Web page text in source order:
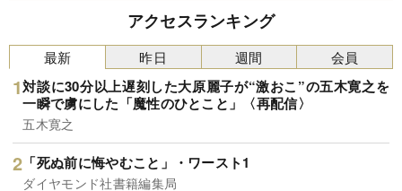
アクセスランキング
最新
対談に30分以上遅刻した大原麗子が“激おこ”の五木寛之を
一瞬で虜にした「魔性のひとこと」〈再配信〉
五木寛之
「死ぬ前に悔やむこと」・ワースト1
ダイヤモンド社書籍編集局
昨日 週間 会員